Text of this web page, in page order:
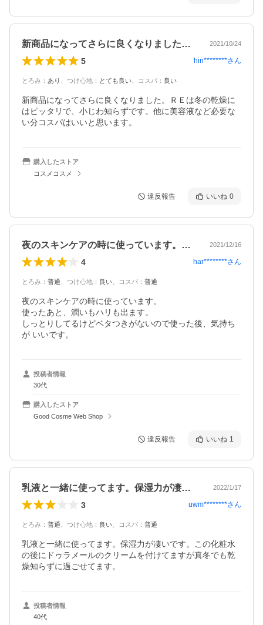
新商品になってさらに良くなりました。Ｒ… 2021/10/24
5 hin********さん
とろみ ： あり つけ心地 ： とても良い コスパ ： 良い
新商品になってさらに良くなりました。ＲＥは冬の乾燥に
はピッタリで、小じわ知らずです。他に美容液など必要な
い分コスパはいいと思います。
購入したストア
コスメコスメ
違反報告 いいね 0
夜のスキンケアの時に使っています。使っ… 2021/12/16
4 har********さん
とろみ ： 普通 つけ心地 ： 良い コスパ ： 普通
夜のスキンケアの時に使っています。
使ったあと、潤いもハリも出ます。
しっとりしてるけどベタつきがないので使った後、気持ち
が いいです。
投稿者情報
30代
購入したストア
Good Cosme Web Shop
違反報告 いいね 1
乳液と一緒に使ってます。保湿力が凄いで… 2022/1/17
3 uwm********さん
とろみ ： 普通 つけ心地 ： 良い コスパ ： 普通
乳液と一緒に使ってます。保湿力が凄いです。この化粧水
の後にドゥラメールのクリームを付けてますが真冬でも乾
燥知らずに過ごせてます。
投稿者情報
40代